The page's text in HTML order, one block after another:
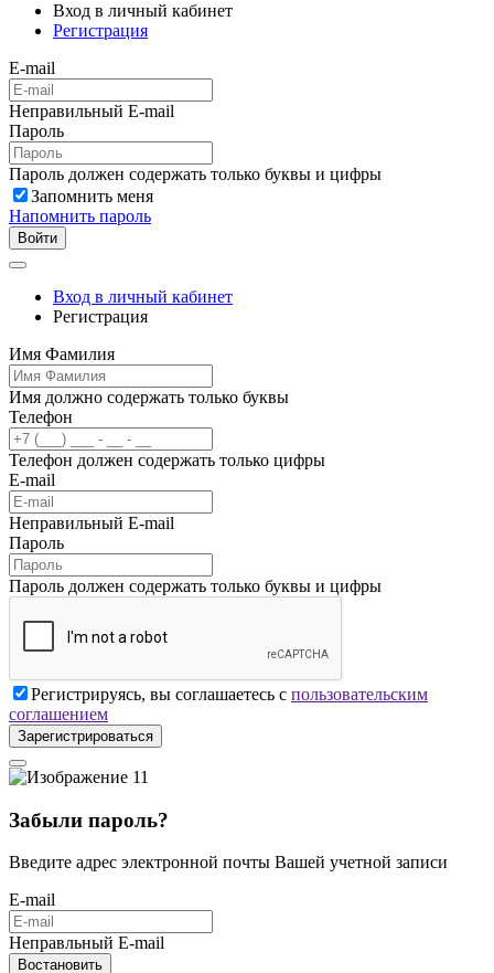
Вход в личный кабинет
Регистрация
E-mail
Неправильный E-mail
Пароль
Пароль должен содержать только буквы и цифры
Запомнить меня
Напомнить пароль
Войти
Вход в личный кабинет
Регистрация
Имя Фамилия
Имя должно содержать только буквы
Телефон
Телефон должен содержать только цифры
E-mail
Неправильный E-mail
Пароль
Пароль должен содержать только буквы и цифры
Регистрируясь, вы соглашаетесь с пользовательским
соглашением
Зарегистрироваться
Забыли пароль?
Введите адрес электронной почты Вашей учетной записи
E-mail
Неправльный E-mail
Востановить